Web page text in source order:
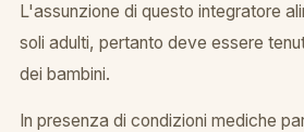
L'assunzione di questo integratore
soli adulti, pertanto deve essere
dei bambini.
In presenza di condizioni mediche